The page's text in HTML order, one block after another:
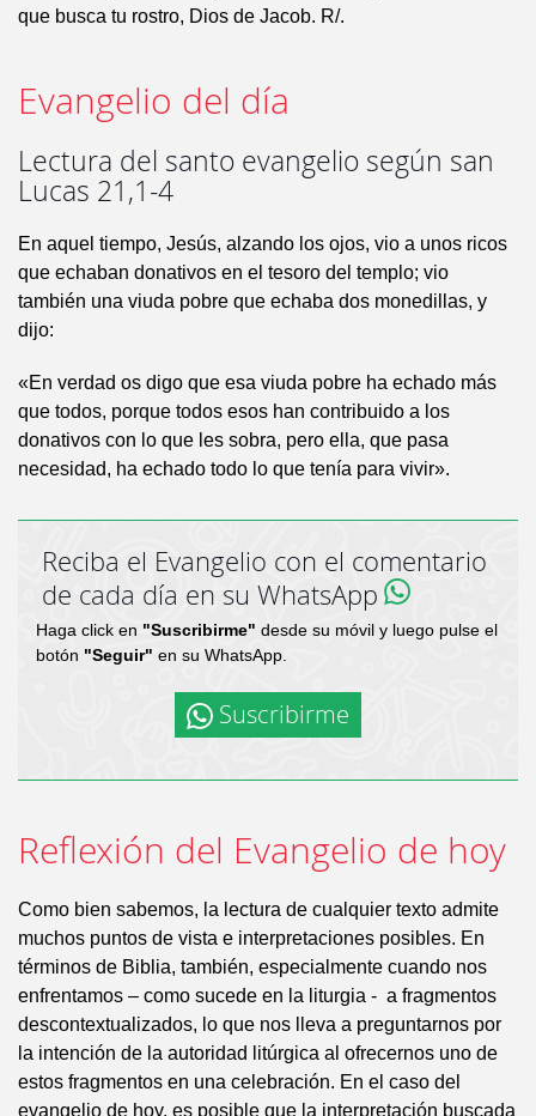
que busca tu rostro, Dios de Jacob. R/.
Evangelio del día
Lectura del santo evangelio según san
Lucas 21,1-4
En aquel tiempo, Jesús, alzando los ojos, vio a unos ricos
que echaban donativos en el tesoro del templo; vio
también una viuda pobre que echaba dos monedillas, y
dijo:
«En verdad os digo que esa viuda pobre ha echado más
que todos, porque todos esos han contribuido a los
donativos con lo que les sobra, pero ella, que pasa
necesidad, ha echado todo lo que tenía para vivir».
Reciba el Evangelio con el comentario
de cada día en su WhatsApp
Haga click en "Suscribirme" desde su móvil y luego pulse el
botón "Seguir" en su WhatsApp.
Suscribirme
Reflexión del Evangelio de hoy
Como bien sabemos, la lectura de cualquier texto admite
muchos puntos de vista e interpretaciones posibles. En
términos de Biblia, también, especialmente cuando nos
enfrentamos – como sucede en la liturgia - a fragmentos
descontextualizados, lo que nos lleva a preguntarnos por
la intención de la autoridad litúrgica al ofrecernos uno de
estos fragmentos en una celebración. En el caso del
evangelio de hoy, es posible que la interpretación buscada